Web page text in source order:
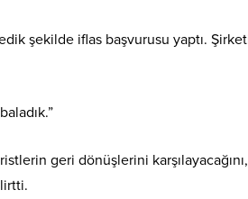
şekilde iflas başvurusu yaptı.
geri dönüşlerini